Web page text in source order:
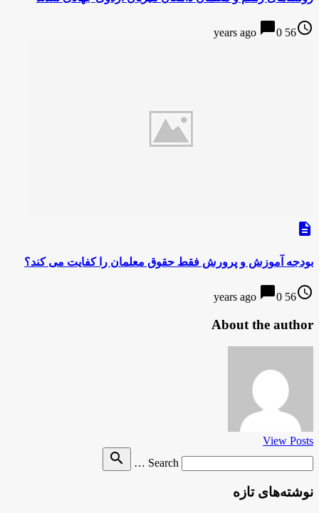
access_time
56 years ago
chat_bubble0
description
بودجه آموزش و پرورش فقط حقوق معلمان را کفایت می کند؟
access_time
56 years ago
chat_bubble0
About the author
View Posts
Search …
search
نوشته‌های تازه